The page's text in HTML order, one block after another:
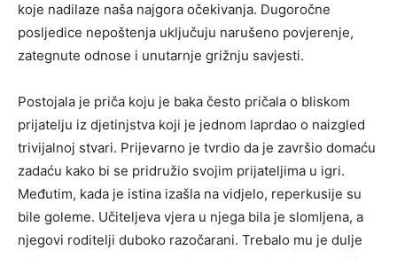
koje nadilaze naša najgora očekivanja. Dugoročne
posljedice nepoštenja uključuju narušeno povjerenje,
zategnute odnose i unutarnje grižnju savjesti.
Postojala je priča koju je baka često pričala o bliskom
prijatelju iz djetinjstva koji je jednom laprdao o naizgled
trivijalnoj stvari. Prijevarno je tvrdio da je završio domaću
zadaću kako bi se pridružio svojim prijateljima u igri.
Međutim, kada je istina izašla na vidjelo, reperkusije su
bile goleme. Učiteljeva vjera u njega bila je slomljena, a
njegovi roditelji duboko razočarani. Trebalo mu je dulje